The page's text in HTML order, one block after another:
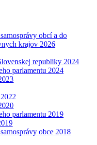
obcí a do
krajov 2026
republiky 2024
parlamentu 2024
parlamentu 2019
obce 2018